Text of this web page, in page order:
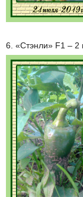
6. «Стэнли» F1 – 2